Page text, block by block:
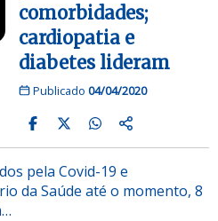
comorbidades;
cardiopatia e
diabetes lideram
Publicado 04/04/2020
pela Covid-19 e
da Saúde até o momento, 8